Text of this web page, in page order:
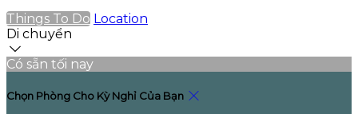
Things To Do Location
Di chuyển
Có sẵn tối nay
Chọn Phòng Cho Kỳ Nghỉ Của Bạn